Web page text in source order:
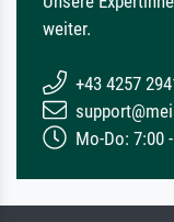
weiter.
+43 4257
Mo-Do: 7:00